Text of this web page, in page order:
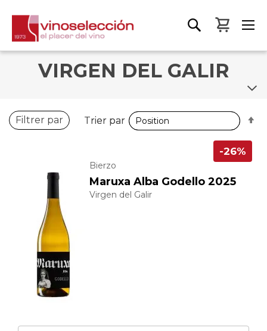
Mon
VIRGEN DEL GALIR
Bierzo
Maruxa Alba Godello 2025
Virgen del Galir
-26%
Filtrer par Trier par
Trier par